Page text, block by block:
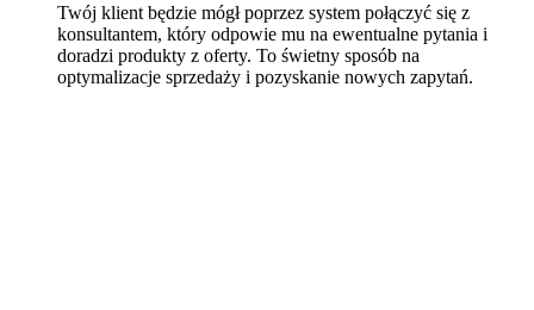
Twój klient będzie mógł poprzez system połączyć się z
konsultantem, który odpowie mu na ewentualne pytania i
doradzi produkty z oferty. To świetny sposób na
optymalizacje sprzedaży i pozyskanie nowych zapytań.